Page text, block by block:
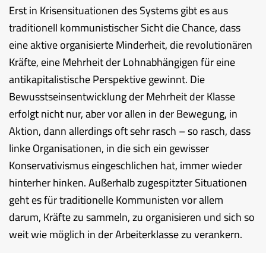
Erst in Krisensituationen des Systems gibt es aus
traditionell kommunistischer Sicht die Chance, dass
eine aktive organisierte Minderheit, die revolutionären
Kräfte, eine Mehrheit der Lohnabhängigen für eine
antikapitalistische Perspektive gewinnt. Die
Bewusstseinsentwicklung der Mehrheit der Klasse
erfolgt nicht nur, aber vor allen in der Bewegung, in
Aktion, dann allerdings oft sehr rasch – so rasch, dass
linke Organisationen, in die sich ein gewisser
Konservativismus eingeschlichen hat, immer wieder
hinterher hinken. Außerhalb zugespitzter Situationen
geht es für traditionelle Kommunisten vor allem
darum, Kräfte zu sammeln, zu organisieren und sich so
weit wie möglich in der Arbeiterklasse zu verankern.